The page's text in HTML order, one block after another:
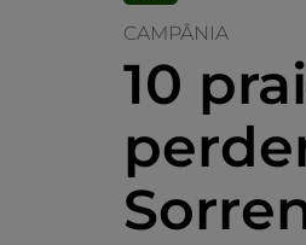
CAMPÂNIA
10